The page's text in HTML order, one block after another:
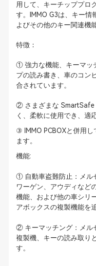
用して、キーチッププロ
す。IMMO G3は、キー情
よびその他のキー関連機
特徴：
① 強力な機能、キーマッ
プの読み書き、車のコン
合されています。
② さまざまな SmartSafe
く、柔軟に使用でき、適
③ lMMO PCBOXと併用し
ます。
機能:
① 自動車盗難防止：メル
ワーゲン、アウディなど
機能、および他の車シリ
アボックスの複製機能を
② キーマッチング：メル
複製機、キーの読み取り
す。